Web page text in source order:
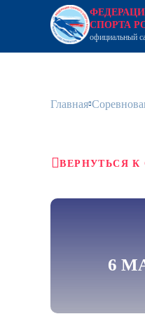
СПОРТА
официальный
Главная
ВЕРНУТЬСЯ
6